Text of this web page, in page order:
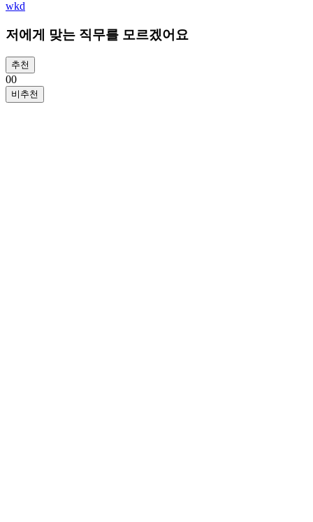
wkd
저에게 맞는 직무를 모르겠어요
추천
00
비추천